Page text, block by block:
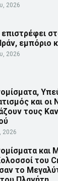
2026
εμπόριο
2026
και οι
τους
2026
και
του
το